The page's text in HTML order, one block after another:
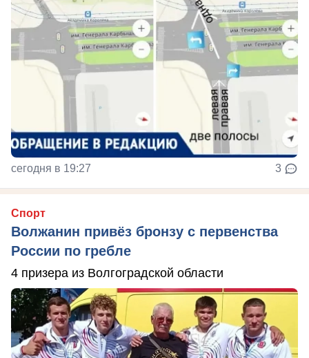
сегодня в 19:27 3
Спорт
Волжанин привёз бронзу с первенства
России по гребле
4 призера из Волгоградской области